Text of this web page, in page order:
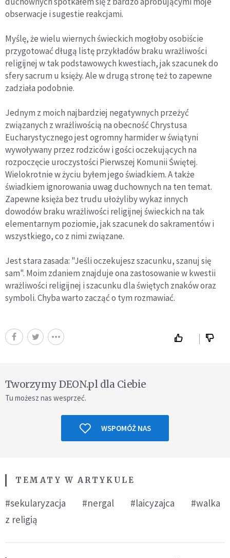
obserwacje i sugestie reakcjami.
Myślę, że wielu wiernych świeckich mogłoby osobiście
przygotować długą listę przykładów braku wrażliwości
religijnej w tak podstawowych kwestiach, jak szacunek do
sfery sacrum u księży. Ale w drugą stronę też to zapewne
zadziała podobnie.
Jednym z moich najbardziej negatywnych przeżyć
związanych z wrażliwością na obecność Chrystusa
Eucharystycznego jest ogromny harmider w świątyni
wywoływany przez rodziców i gości oczekujących na
rozpoczęcie uroczystości Pierwszej Komunii Świętej.
Wielokrotnie w życiu byłem jego świadkiem. A także
świadkiem ignorowania uwag duchownych na ten temat.
Zapewne księża bez trudu ułożyliby wykaz innych
dowodów braku wrażliwości religijnej świeckich na tak
elementarnym poziomie, jak szacunek do sakramentów i
wszystkiego, co z nimi związane.
Jest stara zasada: "Jeśli oczekujesz szacunku, szanuj się
sam". Moim zdaniem znajduje ona zastosowanie w kwestii
wrażliwości religijnej i szacunku dla świętych znaków oraz
symboli. Chyba warto zacząć o tym rozmawiać.
Tworzymy DEON.pl dla Ciebie
Tu możesz nas wesprzeć.
WSPOMÓŻ NAS
TEMATY W ARTYKULE
#sekularyzacja #nergal #laicyzajca
#walka
z religią